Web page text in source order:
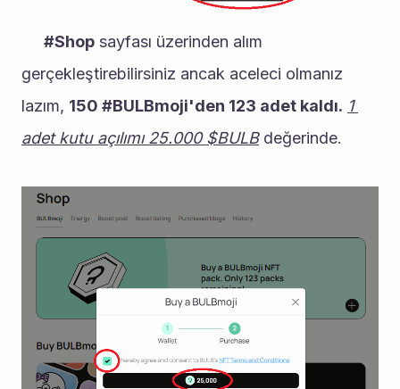
#Shop sayfası üzerinden alım
gerçekleştirebilirsiniz ancak aceleci olmanız
lazım, 150 #BULBmoji'den 123 adet kaldı. 1
adet kutu açılımı 25.000 $BULB değerinde.